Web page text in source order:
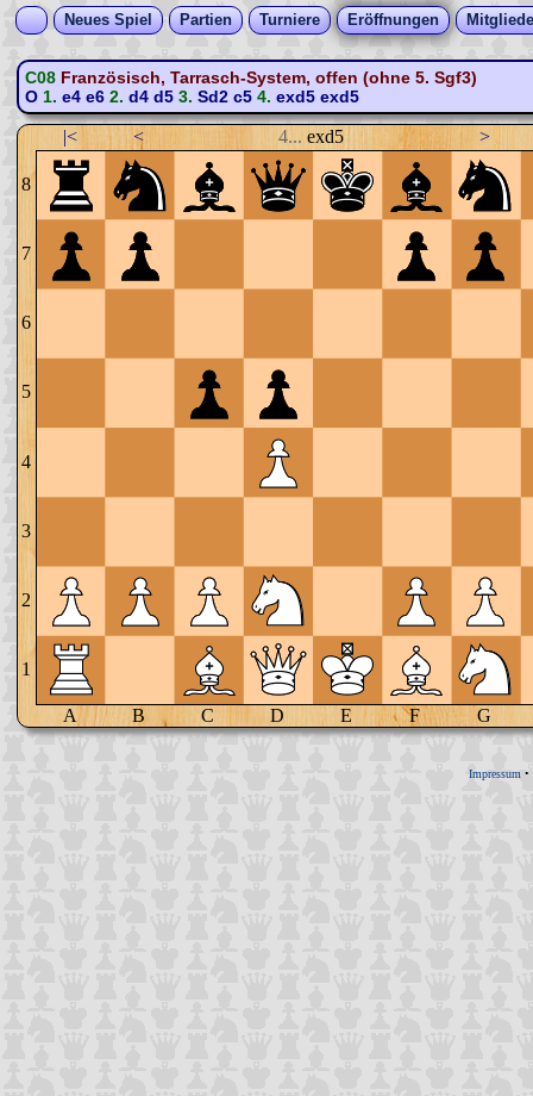
Neues Spiel Partien Turniere Eröffnungen
C08 Französisch, Tarrasch-System, offen (ohne 5. Sgf3)
O1. e4 e62. d4 d53. Sd2 c54. exd5 exd5
|< < 4... exd5 >
8
7
6
5
4
3
2
1
A B C D E F G
Impressum •